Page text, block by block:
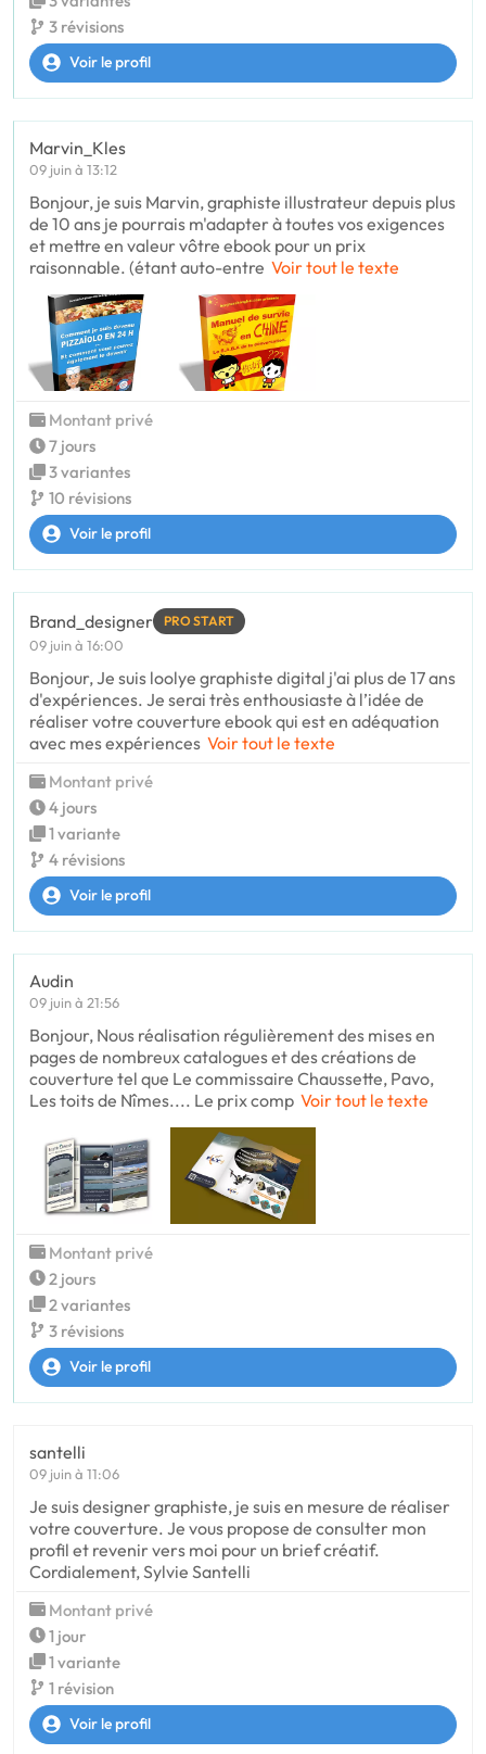
3 révisions
Voir le profil
Marvin_Kles
09 juin à 13:12
Bonjour, je suis Marvin, graphiste illustrateur depuis plus
de 10 ans je pourrais m'adapter à toutes vos exigences
et mettre en valeur vôtre ebook pour un prix
raisonnable. (étant auto-entre Voir tout le texte
Montant privé
7 jours
3 variantes
10 révisions
Voir le profil
Brand_designer PRO START
09 juin à 16:00
Bonjour, Je suis loolye graphiste digital j'ai plus de 17 ans
d'expériences. Je serai très enthousiaste à l’idée de
réaliser votre couverture ebook qui est en adéquation
avec mes expériences Voir tout le texte
Montant privé
4 jours
1 variante
4 révisions
Voir le profil
Audin
09 juin à 21:56
Bonjour, Nous réalisation régulièrement des mises en
pages de nombreux catalogues et des créations de
couverture tel que Le commissaire Chaussette, Pavo,
Les toits de Nîmes.... Le prix comp Voir tout le texte
Montant privé
2 jours
2 variantes
3 révisions
Voir le profil
santelli
09 juin à 11:06
Je suis designer graphiste, je suis en mesure de réaliser
votre couverture. Je vous propose de consulter mon
profil et revenir vers moi pour un brief créatif.
Cordialement, Sylvie Santelli
Montant privé
1 jour
1 variante
1 révision
Voir le profil